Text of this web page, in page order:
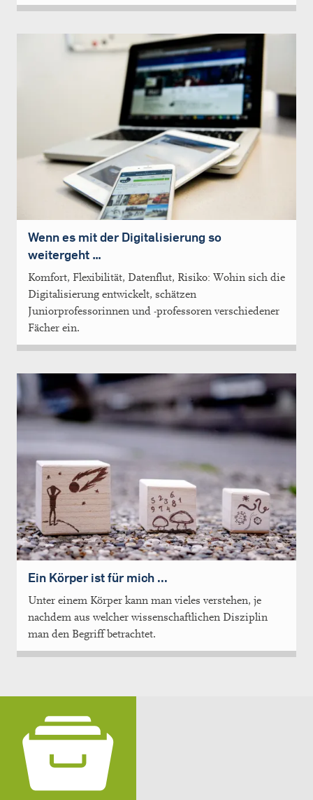
Wenn es mit der Digitalisierung so
weitergeht …
Komfort, Flexibilität, Datenflut, Risiko: Wohin sich die
Digitalisierung entwickelt, schätzen
Juniorprofessorinnen und -professoren verschiedener
Fächer ein.
Ein Körper ist für mich ...
Unter einem Körper kann man vieles verstehen, je
nachdem aus welcher wissenschaftlichen Disziplin
man den Begriff betrachtet.